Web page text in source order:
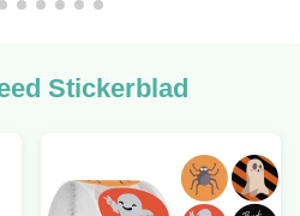
Stickerblad